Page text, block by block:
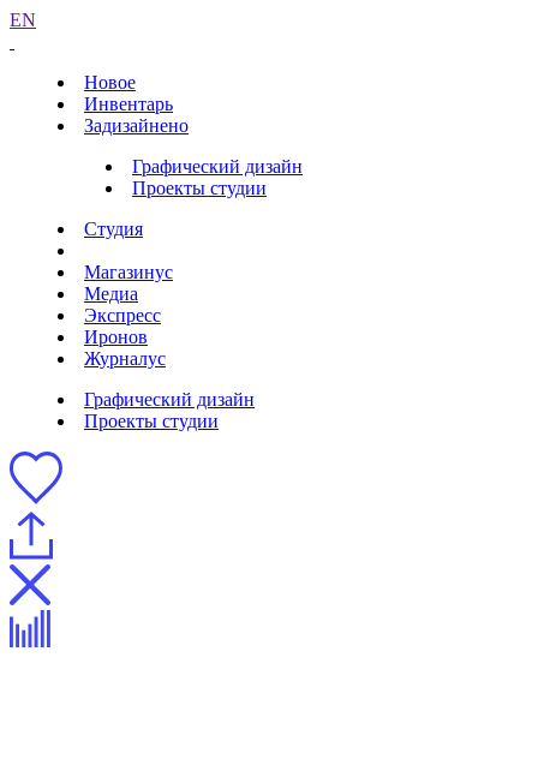
EN
Новое
Инвентарь
Задизайнено
Графический дизайн
Проекты студии
Студия
Магазинус
Медиа
Экспресс
Иронов
Журналус
Графический дизайн
Проекты студии